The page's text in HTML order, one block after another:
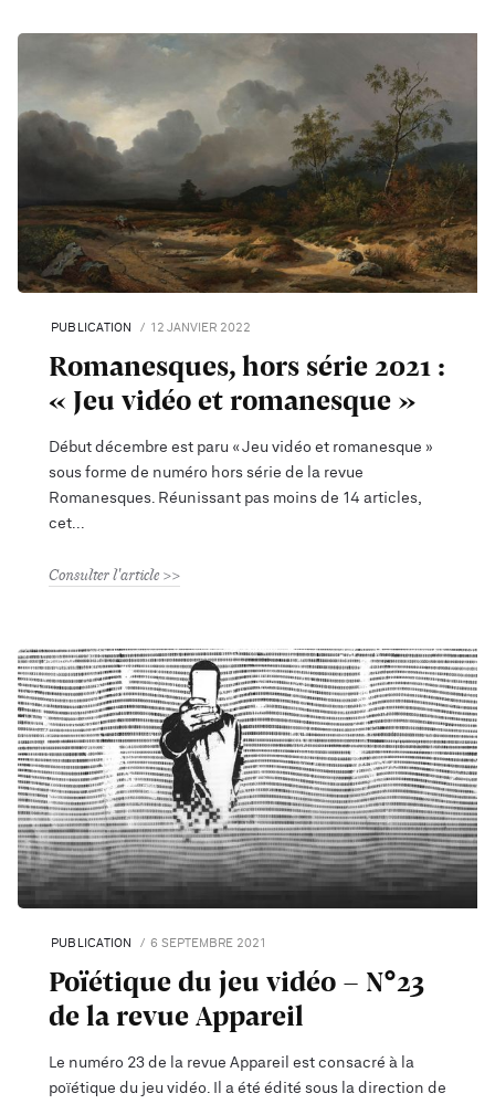
PUBLICATION 12 JANVIER 2022
Romanesques, hors série 2021 :
« Jeu vidéo et romanesque »
Début décembre est paru « Jeu vidéo et romanesque »
sous forme de numéro hors série de la revue
Romanesques. Réunissant pas moins de 14 articles,
cet
Consulter l'article
PUBLICATION 6 SEPTEMBRE 2021
Poïétique du jeu vidéo - N°23
de la revue Appareil
Le numéro 23 de la revue Appareil est consacré à la
poïétique du jeu vidéo. Il a été édité sous la direction de